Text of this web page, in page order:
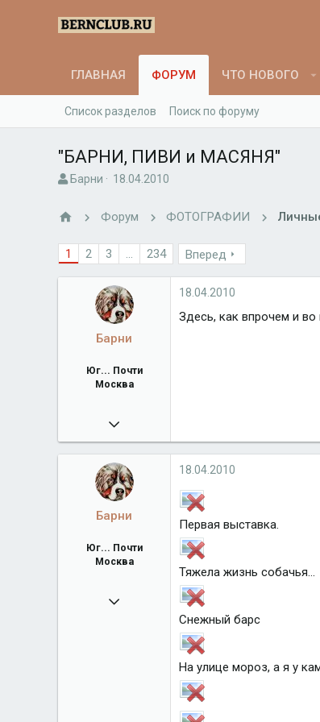
ГЛАВНАЯ ФОРУМ ЧТО НОВОГО
Список разделов Поиск по форуму
"БАРНИ, ПИВИ и МАСЯНЯ"
А
о
Барни
Д
а
а
л
а
18.04.2010
Форум ФОТОГРАФИИ
1 2 3 ... 234 Вперед
Барни
Юг... Почти
Москва
04.06.2009
26 620
18.04.2010
Здесь, как впрочем и
Барни
Юг... Почти
Москва
04.06.2009
18.04.2010
Первая выставка.
Тяжела жизнь собачья...
Снежный барс
На улице мороз, а я у